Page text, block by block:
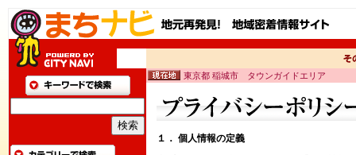
東京都 稲城市 タウンガイドエリア
１． 個人情報の定義